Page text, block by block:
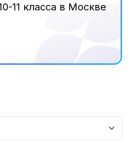
11 класса в Москве